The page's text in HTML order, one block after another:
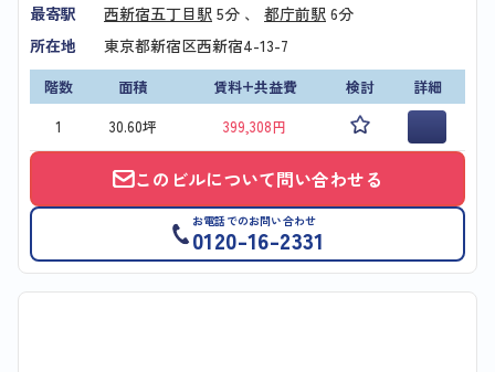
最寄駅
西新宿五丁目駅 5分 、 都庁前駅 6分
所在地
東京都新宿区西新宿4-13-7
階数 面積 賃料+共益費 検討
詳細
1
30.60坪 399,308円
このビルについて問い合わせる
お電話でのお問い合わせ
0120-16-2331